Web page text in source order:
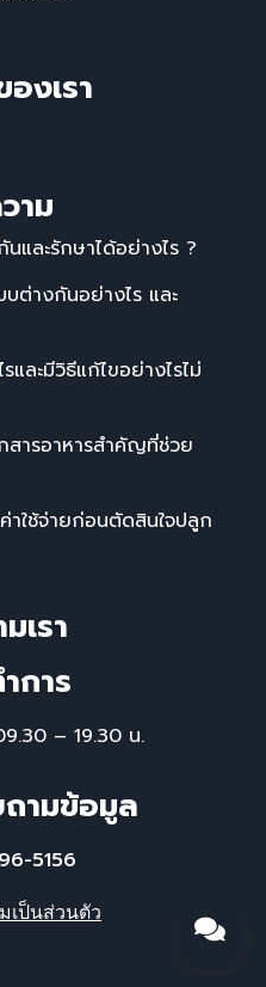
งเรา
าม
และรักษาได้อย่างไร ?
บต่างกันอย่างไร และ
และมีวิธีแก้ไขอย่างไรไม่
สารอาหารสำคัญที่ช่วย
าใช้จ่ายก่อนตัดสินใจปลูก
เรา
การ
– 19.30 น.
ามข้อมูล
5156
เป็นส่วนตัว